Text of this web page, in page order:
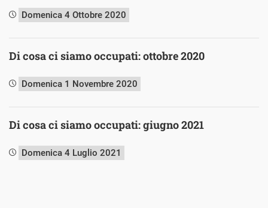
Domenica 4 Ottobre 2020
Di cosa ci siamo occupati: ottobre 2020
Domenica 1 Novembre 2020
Di cosa ci siamo occupati: giugno 2021
Domenica 4 Luglio 2021